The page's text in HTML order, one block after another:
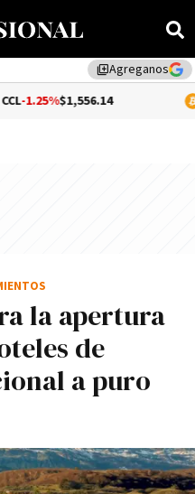
library_addAgreganos
la apertura
de
a puro